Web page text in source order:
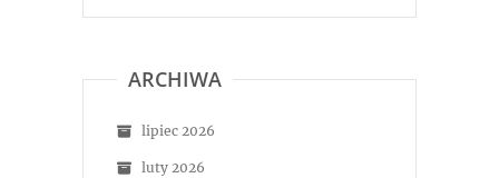
ARCHIWA
lipiec 2026
luty 2026